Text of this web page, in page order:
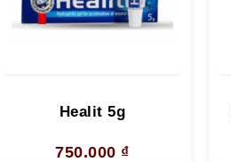
Healit 5g
750.000 ₫